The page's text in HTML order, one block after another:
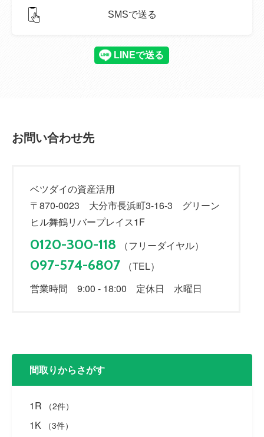
SMSで送る
お問い合わせ先
ベツダイの資産活用
〒870-0023 大分市長浜町3-16-3 グリーン
ヒル舞鶴リバープレイス1F
0120-300-118 （フリーダイヤル）
097-574-6807
（TEL）
営業時間 9:00 - 18:00 定休日 水曜日
間取りからさがす
1R （2件）
1K （3件）